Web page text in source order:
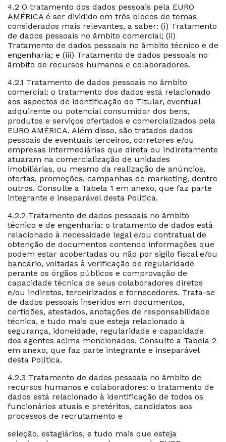
4.2 O tratamento dos dados pessoais pela EURO
AMÉRICA é ser dividido em três blocos de temas
considerados mais relevantes, a saber: (i) Tratamento
de dados pessoais no âmbito comercial; (ii)
Tratamento de dados pessoais no âmbito técnico e de
engenharia; e (iii) Tratamento de dados pessoais no
âmbito de recursos humanos e colaboradores.
4.2.1 Tratamento de dados pessoais no âmbito
comercial: o tratamento dos dados está relacionado
aos aspectos de identificação do Titular, eventual
adquirente ou potencial consumidor dos bens,
produtos e serviços ofertados e comercializados pela
EURO AMÉRICA. Além disso, são tratados dados
pessoais de eventuais terceiros, corretores e/ou
empresas intermediárias que direta ou indiretamente
atuaram na comercialização de unidades
imobiliárias, ou mesmo da realização de anúncios,
ofertas, promoções, campanhas de marketing, dentre
outros. Consulte a Tabela 1 em anexo, que faz parte
integrante e inseparável desta Política.
4.2.2 Tratamento de dados pessoais no âmbito
técnico e de engenharia: o tratamento de dados está
relacionado à necessidade legal e/ou contratual de
obtenção de documentos contendo informações que
podem estar acobertadas ou não por sigilo fiscal e/ou
bancário, voltadas à verificação de regularidade
perante os órgãos públicos e comprovação de
capacidade técnica de seus colaboradores diretos
e/ou indiretos, terceirizados e fornecedores. Trata-se
de dados pessoais inseridos em documentos,
certidões, atestados, anotações de responsabilidade
técnica, e tudo mais que esteja relacionado à
segurança, idoneidade, regularidade e capacidade
dos agentes acima mencionados. Consulte a Tabela 2
em anexo, que faz parte integrante e inseparável
desta Política.
4.2.3 Tratamento de dados pessoais no âmbito de
recursos humanos e colaboradores: o tratamento de
dados está relacionado à identificação de todos os
funcionários atuais e pretéritos, candidatos aos
processos de recrutamento e
seleção, estagiários, e tudo mais que esteja